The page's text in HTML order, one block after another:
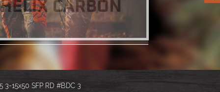
3-15x50 SFP RD #BDC 3